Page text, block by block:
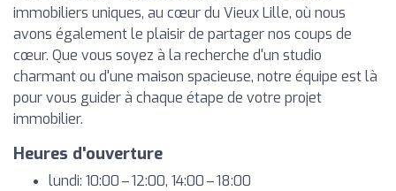
immobiliers uniques, au cœur du Vieux Lille, où nous
avons également le plaisir de partager nos coups de
cœur. Que vous soyez à la recherche d'un studio
charmant ou d'une maison spacieuse, notre équipe est là
pour vous guider à chaque étape de votre projet
immobilier.
Heures d'ouverture
lundi: 10:00 – 12:00, 14:00 – 18:00